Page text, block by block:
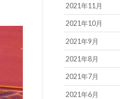
2021年11月
2021年10月
2021年9月
2021年8月
2021年7月
2021年6月